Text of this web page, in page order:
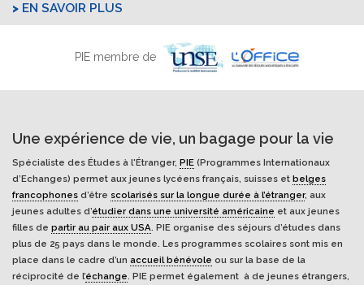
EN SAVOIR PLUS
PIE membre de
Une expérience de vie, un bagage pour la vie
Spécialiste des Études à l'Étranger, PIE (Programmes Internationaux
d’Echanges) permet aux jeunes lycéens français, suisses et belges
francophones d’être scolarisés sur la longue durée à l’étranger, aux
jeunes adultes d’étudier dans une université américaine et aux jeunes
filles de partir au pair aux USA. PIE organise des séjours d’études dans
plus de 25 pays dans le monde. Les programmes scolaires sont mis en
place dans le cadre d’un accueil bénévole ou sur la base de la
réciprocité de l’échange. PIE permet également à de jeunes étrangers,